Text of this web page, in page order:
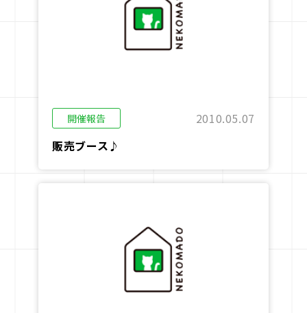
開催報告
2010.05.07
販売ブース♪